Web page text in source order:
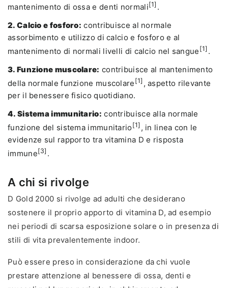
mantenimento di ossa e denti normali[1] .
2. Calcio e fosforo: contribuisce al normale
assorbimento e utilizzo di calcio e fosforo e al
mantenimento di normali livelli di calcio nel sangue [1] .
3. Funzione muscolare: contribuisce al mantenimento
della normale funzione muscolare [1] , aspetto rilevante
per il benessere fisico quotidiano.
4. Sistema immunitario: contribuisce alla normale
funzione del sistema immunitario [1] , in linea con le
evidenze sul rapporto tra vitamina D e risposta
immune[3] .
A chi si rivolge
D Gold 2000 si rivolge ad adulti che desiderano
sostenere il proprio apporto di vitamina D, ad esempio
nei periodi di scarsa esposizione solare o in presenza di
stili di vita prevalentemente indoor.
Può essere preso in considerazione da chi vuole
prestare attenzione al benessere di ossa, denti e